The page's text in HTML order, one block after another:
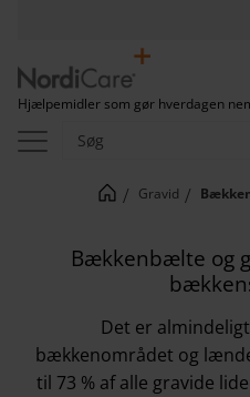
Hjælpemidler som gør hverdagen
Gravid
Bækkenbælte og
Det er
bækkenområdet og
til 73 % af alle gravide